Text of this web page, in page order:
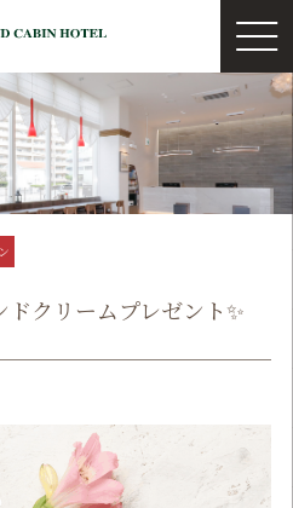
クリームプレゼント✨